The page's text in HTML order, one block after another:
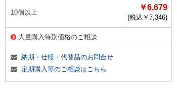
10個以上
￥6,679
(税込￥ 7,346)
大量購入特別価格のご相談
納期・仕様・代替品のお問合せ
定期購入等のご相談はこちら